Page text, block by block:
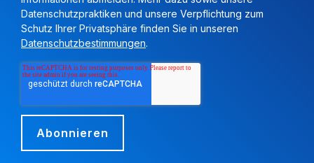
Datenschutzpraktiken und unsere Verpflichtung zum
Schutz Ihrer Privatsphäre finden Sie in unseren
Datenschutzbestimmungen.